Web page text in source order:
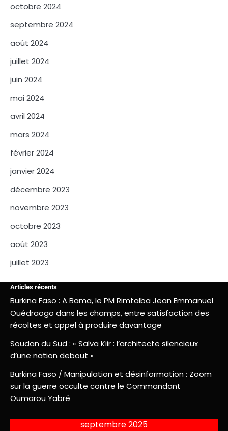
octobre 2024
septembre 2024
août 2024
juillet 2024
juin 2024
mai 2024
avril 2024
mars 2024
février 2024
janvier 2024
décembre 2023
novembre 2023
octobre 2023
août 2023
juillet 2023
Articles récents
Burkina Faso : A Bama, le PM Rimtalba Jean Emmanuel
Ouédraogo dans les champs, entre satisfaction des
récoltes et appel à produire davantage
Soudan du Sud : « Salva Kiir : l’architecte silencieux
d’une nation debout »
Burkina Faso / Manipulation et désinformation : Zoom
sur la guerre occulte contre le Commandant
Oumarou Yabré
septembre 2025